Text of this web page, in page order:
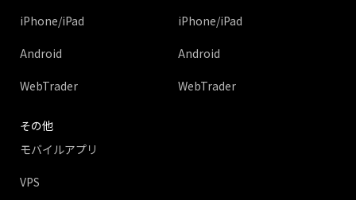
iPhone/iPad
Android
WebTrader
iPhone/iPad
Android
WebTrader
その他
モバイルアプリ
VPS